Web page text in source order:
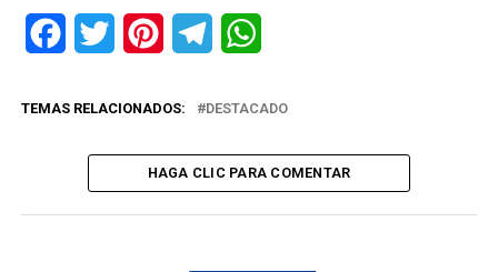
FacebookTwitter PinterestTelegram
TEMAS RELACIONADOS: DESTACADO
HAGA CLIC PARA COMENTAR